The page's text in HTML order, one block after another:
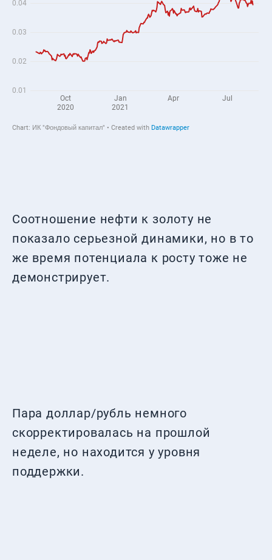
Соотношение нефти к золоту не
показало серьезной динамики, но в то
же время потенциала к росту тоже не
демонстрирует.
Пара доллар/рубль немного
скорректировалась на прошлой
неделе, но находится у уровня
поддержки.